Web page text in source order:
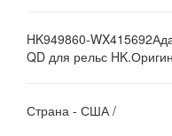
HK949860-
QD для рельс
Страна - США /